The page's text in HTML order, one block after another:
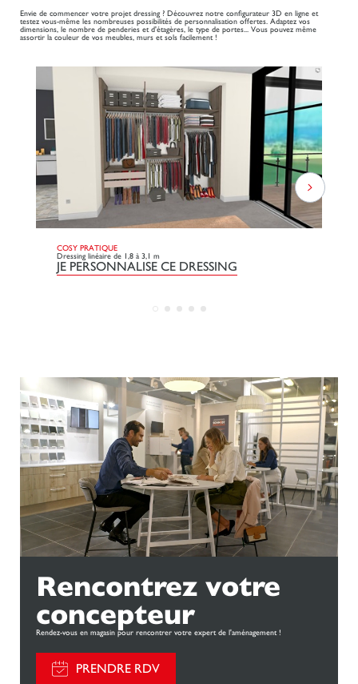
Envie de commencer votre projet dressing ? Découvrez notre configurateur 3D en ligne et
testez vous-même les nombreuses possibilités de personnalisation offertes. Adaptez vos
dimensions, le nombre de penderies et d'étagères, le type de portes... Vous pouvez même
assortir la couleur de vos meubles, murs et sols facilement !
COSY PRATIQUE
Dressing linéaire de 1,8 à 3,1 m
JE PERSONNALISE CE DRESSING
Rencontrez votre
concepteur
Rendez-vous en magasin pour rencontrer votre expert de l'aménagement !
PRENDRE RDV